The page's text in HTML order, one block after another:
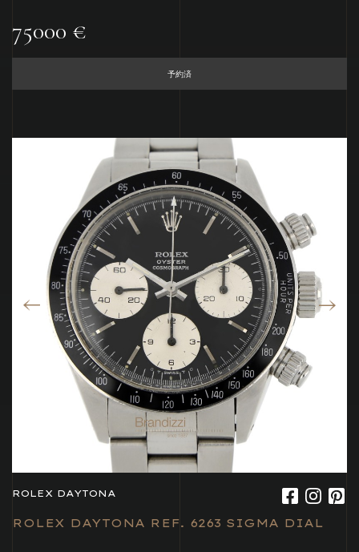
75000 €
予約済
ROLEX DAYTONA
ROLEX DAYTONA REF. 6263 SIGMA DIAL